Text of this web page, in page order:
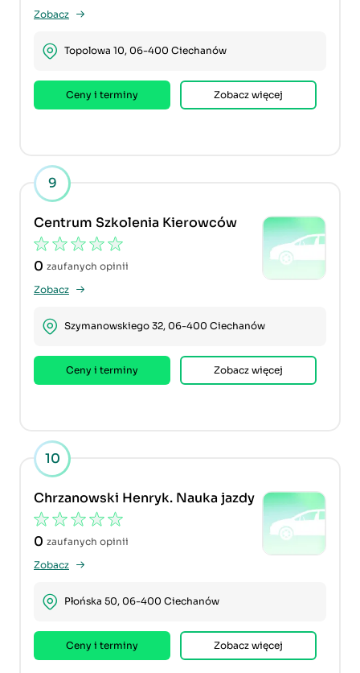
Zobacz
Topolowa 10, 06-400 Ciechanów
Ceny i terminy Zobacz więcej
9
Centrum Szkolenia Kierowców
0 zaufanych opinii
Zobacz
Szymanowskiego 32, 06-400 Ciechanów
Ceny i terminy Zobacz więcej
10
Chrzanowski Henryk. Nauka jazdy
0 zaufanych opinii
Zobacz
Płońska 50, 06-400 Ciechanów
Ceny i terminy Zobacz więcej